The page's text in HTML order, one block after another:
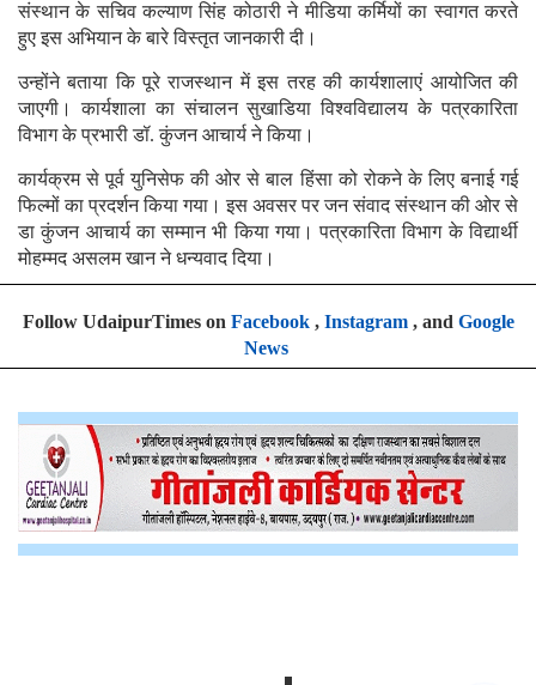
संस्‍थान के सचिव कल्‍याण सिंह कोठारी ने मीडिया कर्मियों का स्‍वागत करते
हुए इस अभियान के बारे विस्‍तृत जानकारी दी।
उन्‍होंने बताया कि पूरे राजस्‍थान में इस तरह की कार्यशालाएं आयोजित की
जाएगी। कार्यशाला का संचालन सुखाडिया विश्‍वविद्यालय के पत्रकारिता
विभाग के प्रभारी डॉ. कुंजन आचार्य ने किया।
कार्यक्रम से पूर्व युनिसेफ की ओर से बाल हिंसा को रोकने के लिए बनाई गई
फिल्‍मों का प्रदर्शन किया गया। इस अवसर पर जन संवाद संस्‍थान की ओर से
डा कुंजन आचार्य का सम्‍मान भी किया गया। पत्रकारिता विभाग के विद्यार्थी
मोहम्‍मद असलम खान ने धन्‍यवाद दिया।
Follow UdaipurTimes on Facebook, Instagram, and Google
News